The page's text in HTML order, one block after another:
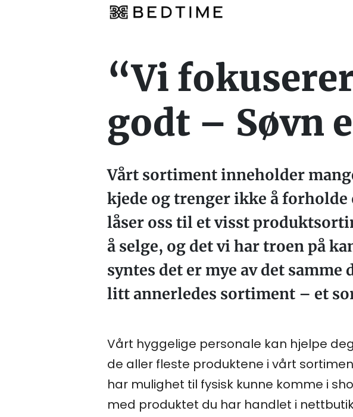
“Vi
godt – Søvn
Vårt sortiment inneholder
kjede og trenger ikke å
låser oss til et visst
å selge, og det vi har troen på
syntes det er mye av det
litt annerledes sortiment – et
Vårt hyggelige personale kan hjelpe
de aller fleste produktene i vårt
har mulighet til fysisk kunne komme i
med produktet du har handlet i